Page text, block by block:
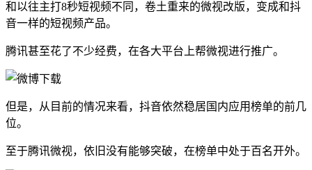
和以往主打8秒短视频不同，卷土重来的微视改版，变成和抖
音一样的短视频产品。
腾讯甚至花了不少经费，在各大平台上帮微视进行推广。
但是，从目前的情况来看，抖音依然稳居国内应用榜单的前几
位。
至于腾讯微视，依旧没有能够突破，在榜单中处于百名开外。